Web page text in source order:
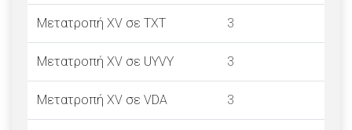
Μετατροπή XV σε TXT 3
Μετατροπή XV σε UYVY 3
Μετατροπή XV σε VDA 3